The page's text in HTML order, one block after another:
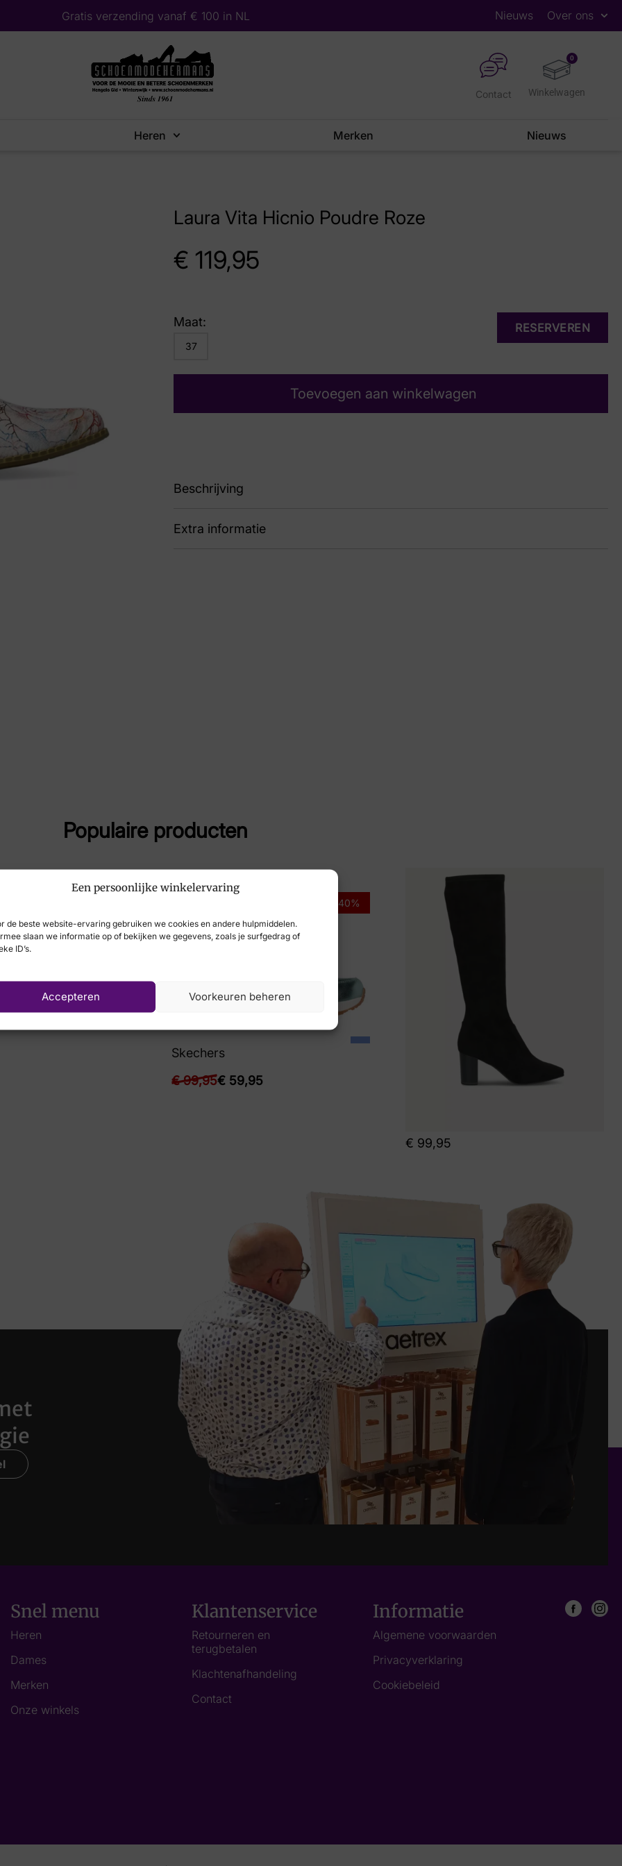
Een persoonlijke winkelervaring
de beste website-ervaring gebruiken we cookies en andere hulpmiddelen.
slaan we informatie op of bekijken we gegevens, zoals je surfgedrag of
ID’s.
Accepteren Voorkeuren beheren
Gratis verzending vanaf € 100 in NL Nieuws Over ons
0
Contact
Heren Merken Nieuws
Laura Vita Hicnio Poudre Roze
€ 119,95
RESERVEREN
Maat:
37
Toevoegen aan winkelwagen
Beschrijving
91 Hicnio Poudre
Extra informatie
Populaire producten
-40%
Skechers
€99,95€ 59,95
€ 99,95
Snel menu
Heren
Dames
Merken
Onze winkels
Klantenservice
Retourneren en
terugbetalen
Klachtenafhandeling
Contact
Informatie
Algemene voorwaarden
Privacyverklaring
Cookiebeleid